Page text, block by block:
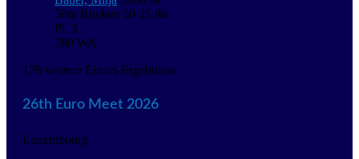
50m Rücken 50 25,86
Pl. 3
780 WA
178 weitere Einzel-Ergebnisse
26th Euro Meet 2026
Luxembourg